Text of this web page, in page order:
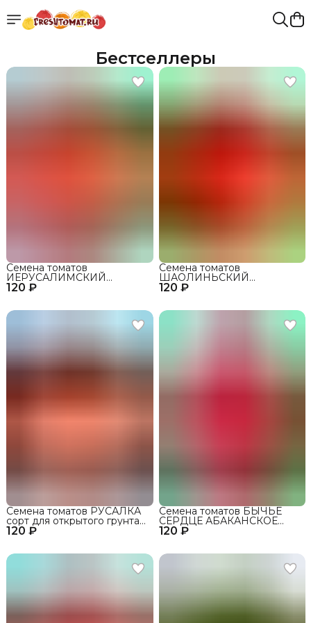
Бестселлеры
120 ₽
Семена томатов
ИЕРУСАЛИМСКИЙ
ГИГАНТ сорт для открытого 120 ₽
Семена томатов
ШАОЛИНЬСКИЙ
ВЕЛИКАН сорт для
120 ₽
Семена томатов РУСАЛКА
сорт для открытого грунта
и теплиц 120 ₽
Семена томатов БЫЧЬЕ
СЕРДЦЕ АБАКАНСКОЕ
сорт для открытого грунта